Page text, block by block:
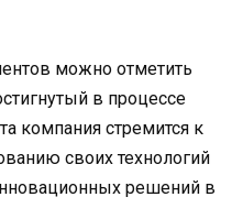
можно отметить
в процессе
компания стремится к
своих технологий
решений в